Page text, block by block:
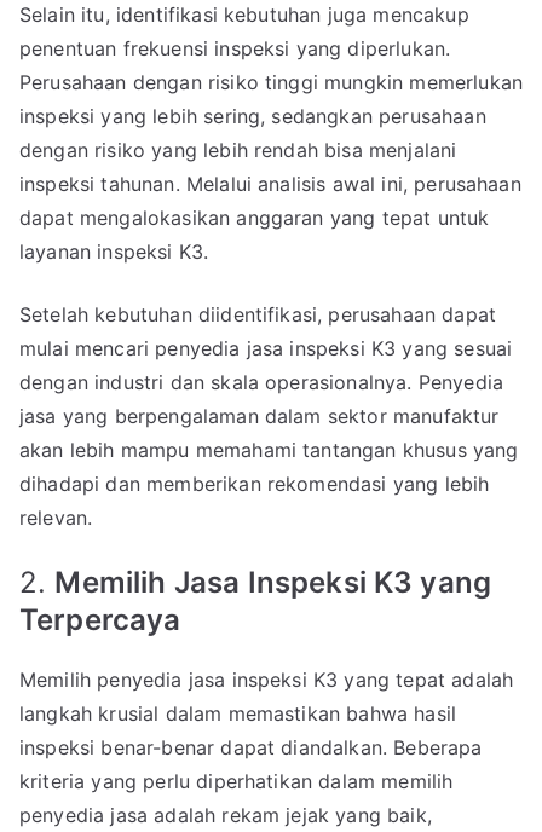
Selain itu, identifikasi kebutuhan juga mencakup
penentuan frekuensi inspeksi yang diperlukan.
Perusahaan dengan risiko tinggi mungkin memerlukan
inspeksi yang lebih sering, sedangkan perusahaan
dengan risiko yang lebih rendah bisa menjalani
inspeksi tahunan. Melalui analisis awal ini, perusahaan
dapat mengalokasikan anggaran yang tepat untuk
layanan inspeksi K3.
Setelah kebutuhan diidentifikasi, perusahaan dapat
mulai mencari penyedia jasa inspeksi K3 yang sesuai
dengan industri dan skala operasionalnya. Penyedia
jasa yang berpengalaman dalam sektor manufaktur
akan lebih mampu memahami tantangan khusus yang
dihadapi dan memberikan rekomendasi yang lebih
relevan.
2. Memilih Jasa Inspeksi K3 yang
Terpercaya
Memilih penyedia jasa inspeksi K3 yang tepat adalah
langkah krusial dalam memastikan bahwa hasil
inspeksi benar-benar dapat diandalkan. Beberapa
kriteria yang perlu diperhatikan dalam memilih
penyedia jasa adalah rekam jejak yang baik,